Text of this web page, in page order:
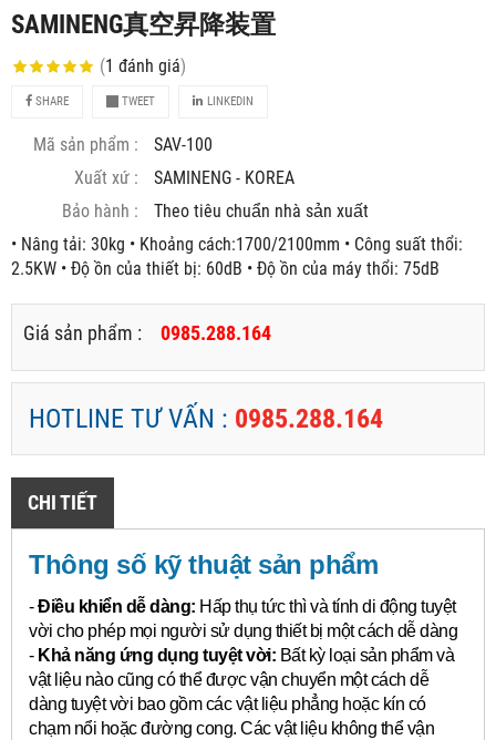
SAMINENG真空昇降装置
(1 đánh giá)
SHARE TWEET LINKEDIN
Mã sản phẩm :
SAV-100
Xuất xứ :
SAMINENG - KOREA
Bảo hành :
Theo tiêu chuẩn nhà sản xuất
• Nâng tải: 30kg • Khoảng cách:1700/2100mm • Công suất thổi:
2.5KW • Độ ồn của thiết bị: 60dB • Độ ồn của máy thổi: 75dB
Giá sản phẩm : 0985.288.164
HOTLINE TƯ VẤN : 0985.288.164
CHI TIẾT
Thông số kỹ thuật sản phẩm
-Điều khiển dễ dàng: Hấp thụ tức thì và tính di động tuyệt
vời cho phép mọi người sử dụng thiết bị một cách dễ dàng
- Khả năng ứng dụng tuyệt vời: Bất kỳ loại sản phẩm và
vật liệu nào cũng có thể được vận chuyển một cách dễ
dàng tuyệt vời bao gồm các vật liệu phẳng hoặc kín có
chạm nổi hoặc đường cong. Các vật liệu không thể vận